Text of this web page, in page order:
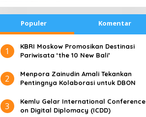
Populer Komentar
1
​KBRI Moskow Promosikan Destinasi
Pariwisata ‘the 10 New Bali’
2
​Menpora Zainudin Amali Tekankan
Pentingnya Kolaborasi untuk DBON
3
​Kemlu Gelar International Conference
on Digital Diplomacy (ICDD)